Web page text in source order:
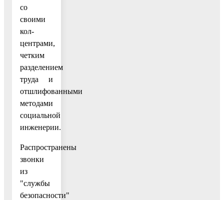
со
своими
кол-
центрами,
четким
разделением
труда и
отшлифованными
методами
социальной
инженерии.
Распространены
звонки
из
"службы
безопасности"